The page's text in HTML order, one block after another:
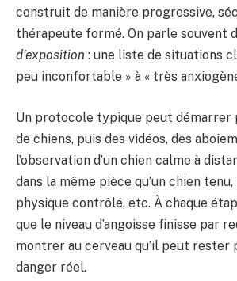
construit de manière progressive,
thérapeute formé. On parle souvent
d’exposition : une liste de situations
peu inconfortable » à « très
Un protocole typique peut démarrer
de chiens, puis des vidéos, des
l’observation d’un chien calme à
dans la même pièce qu’un chien
physique contrôlé, etc. À chaque
que le niveau d’angoisse finisse par
montrer au cerveau qu’il peut rester
danger réel.